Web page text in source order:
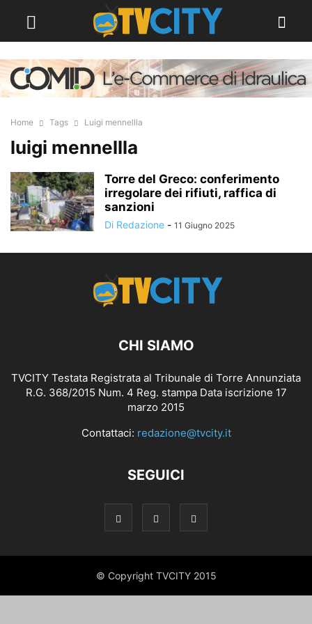
Home Tags Luigi mennellla
luigi mennellla
Torre del Greco: conferimento
irregolare dei rifiuti, raffica di
sanzioni
Di Redazione - 11 Giugno 2025
CHI SIAMO
TVCITY Testata Registrata al Tribunale di Torre Annunziata
R.G. 368/2015 Num. 4 Reg. stampa Data iscrizione 17
marzo 2015
Contattaci: redazione@tvcity.it
SEGUICI
© Copyright TVCITY 2015